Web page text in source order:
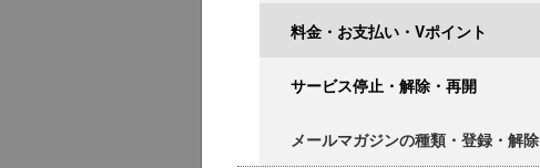
料金・お支払い・Vポイント
サービス停止・解除・再開
メールマガジンの種類・登録・解除